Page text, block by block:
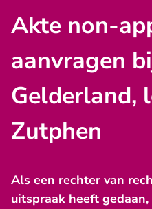
Akte non-
aanvragen
Gelderland,
Zutphen
Als een rechter van
uitspraak heeft